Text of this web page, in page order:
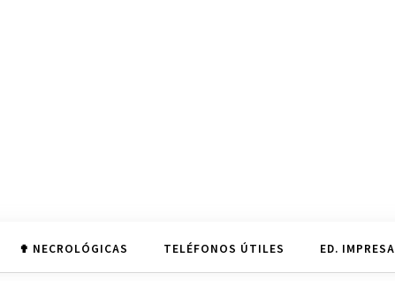
✟ NECROLÓGICAS TELÉFONOS ÚTILES ED. IMPRESA